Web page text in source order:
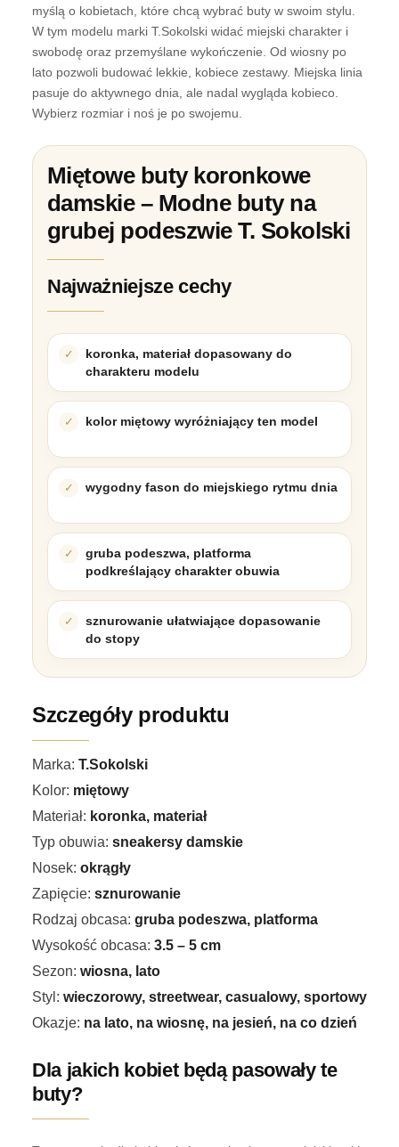
myślą o kobietach, które chcą wybrać buty w swoim stylu.
W tym modelu marki T.Sokolski widać miejski charakter i
swobodę oraz przemyślane wykończenie. Od wiosny po
lato pozwoli budować lekkie, kobiece zestawy. Miejska linia
pasuje do aktywnego dnia, ale nadal wygląda kobieco.
Wybierz rozmiar i noś je po swojemu.
Miętowe buty koronkowe
damskie – Modne buty na
grubej podeszwie T. Sokolski
Najważniejsze cechy
koronka, materiał dopasowany do
charakteru modelu
kolor miętowy wyróżniający ten model
wygodny fason do miejskiego rytmu dnia
gruba podeszwa, platforma
podkreślający charakter obuwia
sznurowanie ułatwiające dopasowanie
do stopy
Szczegóły produktu
Marka: T.Sokolski
Kolor: miętowy
Materiał: koronka, materiał
Typ obuwia: sneakersy damskie
Nosek: okrągły
Zapięcie: sznurowanie
Rodzaj obcasa: gruba podeszwa, platforma
Wysokość obcasa: 3.5 – 5 cm
Sezon: wiosna, lato
Styl: wieczorowy, streetwear, casualowy, sportowy
Okazje: na lato, na wiosnę, na jesień, na co dzień
Dla jakich kobiet będą pasowały te
buty?